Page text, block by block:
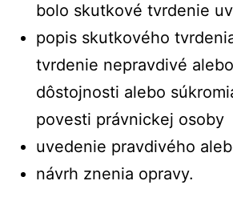
bolo skutkové tvrdenie
popis skutkového
tvrdenie nepravdivé
dôstojnosti alebo
povesti právnickej osoby
uvedenie pravdivého
návrh znenia opravy.